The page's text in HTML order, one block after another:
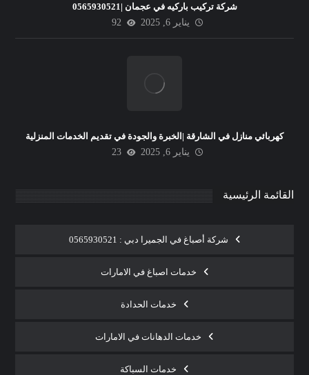
شركة تركيب باركيه في عجمان |0565930521
يناير 6, 2025
92
كهربائي منازل في الشارقة |الخبرة والجودة في تقديم الخدمات المنزلية
يناير 6, 2025
23
القائمة الرئيسية
شركة أصباغ في الجميرا دبي : 0565930521
خدمات اصباغ في الامارات
خدمات الحدادة
خدمات الدهانات في الامارات
خدمات السباكة